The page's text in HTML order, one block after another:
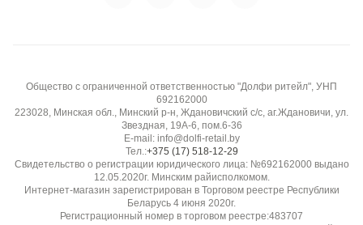
Общество с ограниченной ответственностью "Долфи ритейл", УНП
692162000
223028, Минская обл., Минский р-н, Ждановичский с/с, аг.Ждановичи, ул.
Звездная, 19А-6, пом.6-36
E-mail: info@dolfi-retail.by
Тел.:+375 (17) 518-12-29
Свидетельство о регистрации юридического лица: №692162000 выдано
12.05.2020г. Минским райисполкомом.
Интернет-магазин зарегистрирован в Торговом реестре Республики
Беларусь 4 июня 2020г.
Регистрационный номер в торговом реестре:483707